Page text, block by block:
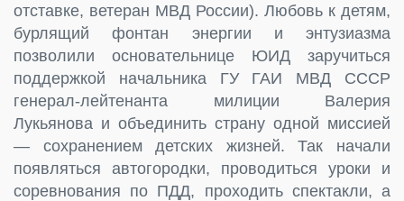
отставке, ветеран МВД России). Любовь к детям,
бурлящий фонтан энергии и энтузиазма
позволили основательнице ЮИД заручиться
поддержкой начальника ГУ ГАИ МВД СССР
генерал-лейтенанта милиции Валерия
Лукьянова и объединить страну одной миссией
— сохранением детских жизней. Так начали
появляться автогородки, проводиться уроки и
соревнования по ПДД, проходить спектакли, а